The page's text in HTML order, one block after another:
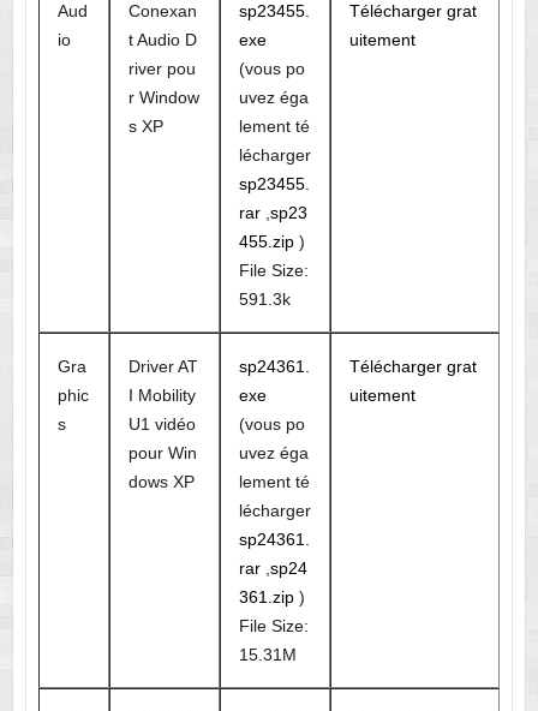
Aud
io
Conexan
t Audio D
river pou
r Window
s XP
sp23455.
exe
(vous po
uvez éga
lement té
lécharger
sp23455.
rar, sp23
455.zip)
File Size:
591.3k
Télécharger grat
uitement
Gra
phic
s
Driver AT
I Mobility
U1 vidéo
pour Win
dows XP
sp24361.
exe
(vous po
uvez éga
lement té
lécharger
sp24361.
rar, sp24
361.zip)
File Size:
15.31M
Télécharger grat
uitement